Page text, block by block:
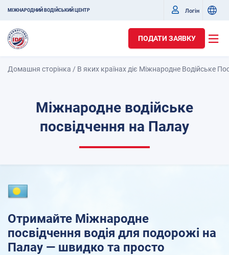
МІЖНАРОДНИЙ ВОДІЙСЬКИЙ ЦЕНТР Логін
ПОДАТИ ЗАЯВКУ
Домашня сторінка / В яких країнах діє Міжнародне Водійське
Міжнародне водійське
посвідчення на Палау
Отримайте Міжнародне
посвідчення водія для подорожі на
Палау — швидко та просто